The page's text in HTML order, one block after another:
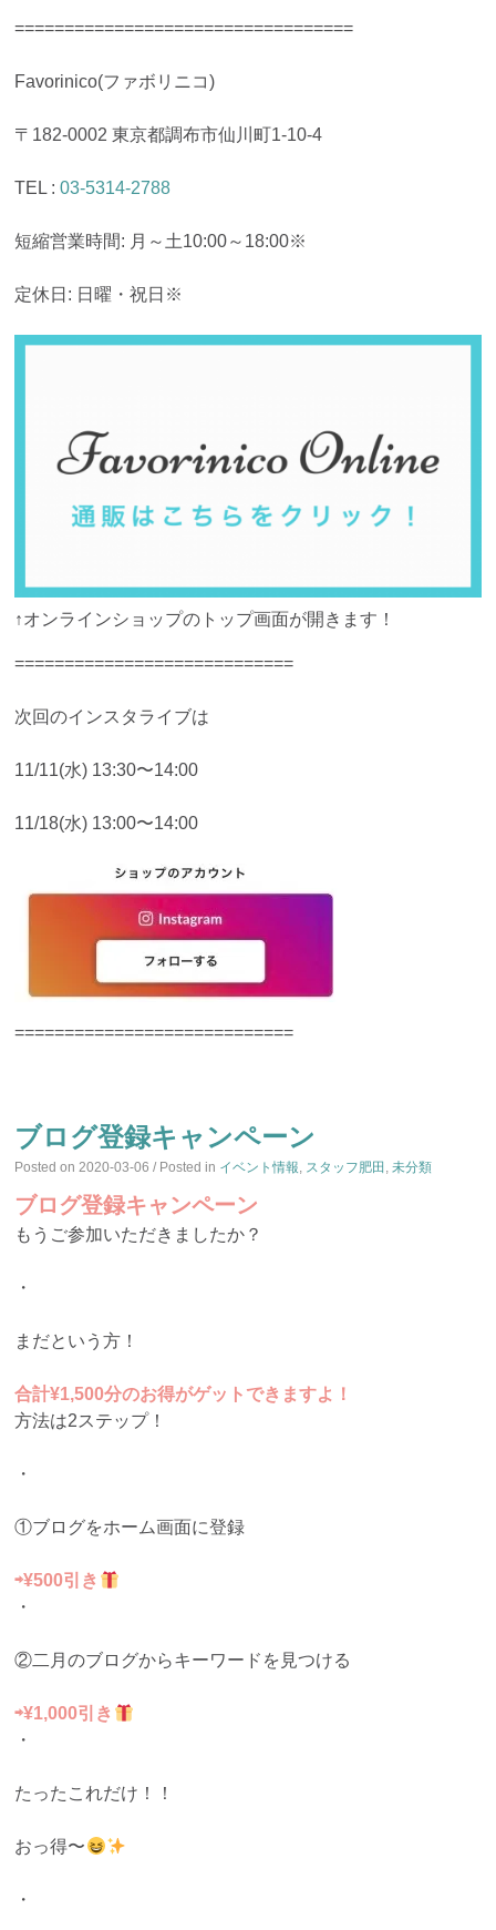
==================================
Favorinico(ファボリニコ)
〒182-0002 東京都調布市仙川町1-10-4
TEL :03-5314-2788
短縮営業時間: 月～土10:00～18:00※
定休日: 日曜・祝日※
↑オンラインショップのトップ画面が開きます！
============================
次回のインスタライブは
11/11(水) 13:30〜14:00
11/18(水) 13:00〜14:00
============================
ブログ登録キャンペーン
Posted on2020-03-06 / Posted in イベント情報, スタッフ肥田 ,未分類
ブログ登録キャンペーン
もうご参加いただきましたか？
・
まだという方！
合計¥1,500分のお得がゲットできますよ！
方法は2ステップ！
・
①ブログをホーム画面に登録
⇨¥500引き
・
②二月のブログからキーワードを見つける
⇨¥1,000引き
・
たったこれだけ！！
おっ得〜
・